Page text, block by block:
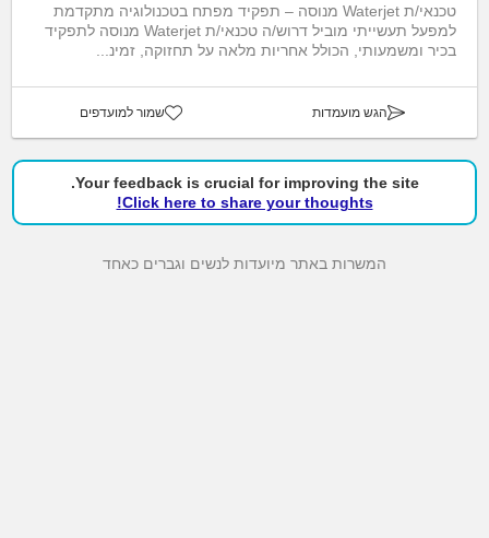
טכנאי/ת Waterjet מנוסה – תפקיד מפתח בטכנולוגיה מתקדמת
למפעל תעשייתי מוביל דרוש/ה טכנאי/ת Waterjet מנוסה לתפקיד
בכיר ומשמעותי, הכולל אחריות מלאה על תחזוקה, זמינ...
הגש מועמדות שמור למועדפים
Your feedback is crucial for improving the site.
Click here to share your thoughts!
המשרות באתר מיועדות לנשים וגברים כאחד